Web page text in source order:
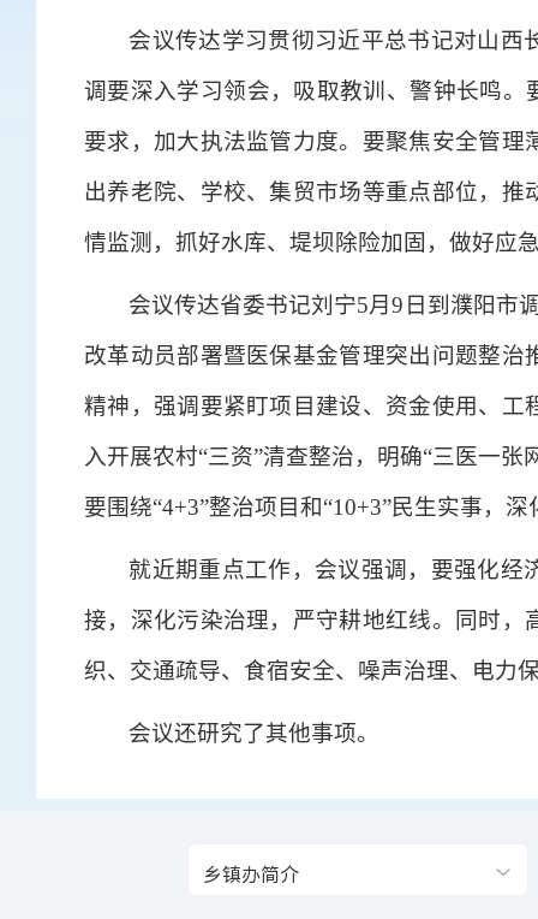
会议传达学习贯彻习近平总书记对山西
调要深入学习领会，吸取教训、警钟长鸣
要求，加大执法监管力度。要聚焦安全管
出养老院、学校、集贸市场等重点部位，
情监测，抓好水库、堤坝除险加固，做好应
会议传达省委书记刘宁5月9日到濮阳市
改革动员部署暨医保基金管理突出问题整
精神，强调要紧盯项目建设、资金使用、
入开展农村“三资”清查整治，明确“三医一
要围绕“4+3”整治项目和“10+3”民生实事，
就近期重点工作，会议强调，要强化经
接，深化污染治理，严守耕地红线。同时
织、交通疏导、食宿安全、噪声治理、电力
会议还研究了其他事项。
乡镇办简介